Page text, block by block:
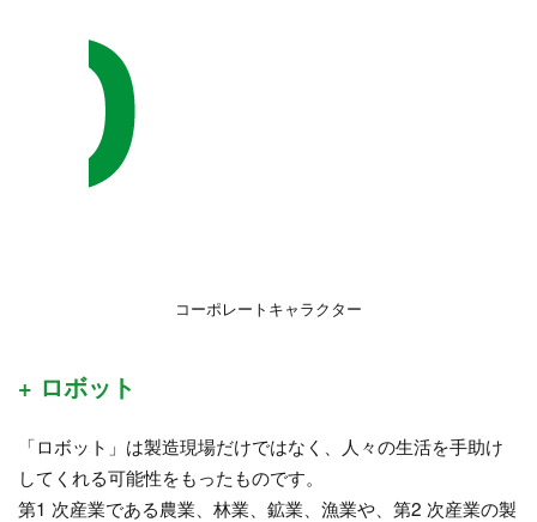
コーポレートキャラクター
+ ロボット
「ロボット」は製造現場だけではなく、人々の生活を手助け
してくれる可能性をもったものです。
第1 次産業である農業、林業、鉱業、漁業や、第2 次産業の製